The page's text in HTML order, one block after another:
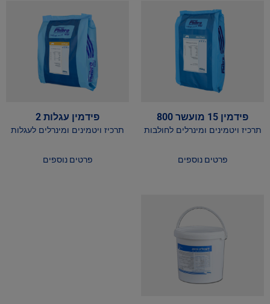
פידמין 15 מועשר 800
תרכיז ויטמינים ומינרלים לחולבות
פרטים נוספים
פידמין עגלות 2
תרכיז ויטמינים ומינרלים לעגלות
פרטים נוספים